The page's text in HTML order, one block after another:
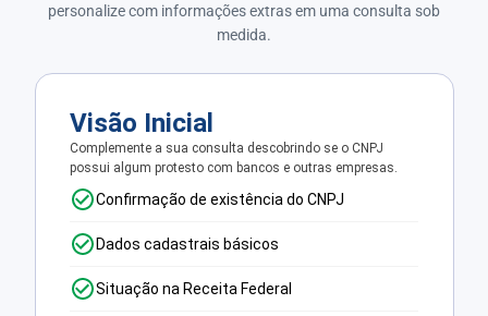
personalize com informações extras em uma consulta sob
medida.
Visão Inicial
Complemente a sua consulta descobrindo se o CNPJ
possui algum protesto com bancos e outras empresas.
Confirmação de existência do CNPJ
Dados cadastrais básicos
Situação na Receita Federal